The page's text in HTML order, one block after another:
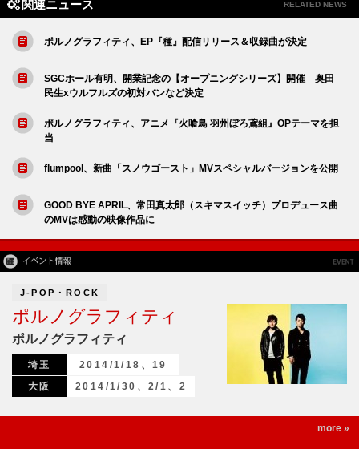
関連ニュース RELATED NEWS
ポルノグラフィティ、EP『種』配信リリース＆収録曲が決定
SGCホール有明、開業記念の【オープニングシリーズ】開催 奥田
民生xウルフルズの初対バンなど決定
ポルノグラフィティ、アニメ『火喰鳥 羽州ぼろ鳶組』OPテーマを担
当
flumpool、新曲「スノウゴースト」MVスペシャルバージョンを公開
GOOD BYE APRIL、常田真太郎（スキマスイッチ）プロデュース曲
のMVは感動の映像作品に
J-POP・ROCK
ポルノグラフィティ
ポルノグラフィティ
埼玉
2014/1/18、19
大阪
2014/1/30、2/1、2
more »